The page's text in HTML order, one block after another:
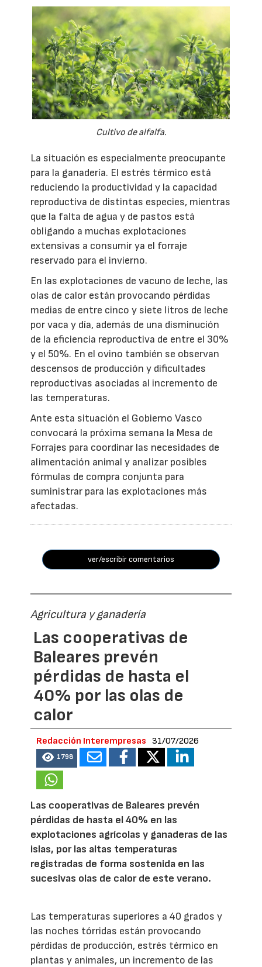
Cultivo de alfalfa.
La situación es especialmente preocupante
para la ganadería. El estrés térmico está
reduciendo la productividad y la capacidad
reproductiva de distintas especies, mientras
que la falta de agua y de pastos está
obligando a muchas explotaciones
extensivas a consumir ya el forraje
reservado para el invierno.
En las explotaciones de vacuno de leche, las
olas de calor están provocando pérdidas
medias de entre cinco y siete litros de leche
por vaca y día, además de una disminución
de la eficiencia reproductiva de entre el 30%
y el 50%. En el ovino también se observan
descensos de producción y dificultades
reproductivas asociadas al incremento de
las temperaturas.
Ante esta situación el Gobierno Vasco
convocará la próxima semana la Mesa de
Forrajes para coordinar las necesidades de
alimentación animal y analizar posibles
fórmulas de compra conjunta para
suministrar para las explotaciones más
afectadas.
ver/escribir comentarios
Agricultura y ganadería
Las cooperativas de
Baleares prevén
pérdidas de hasta el
40% por las olas de
calor
Redacción Interempresas 31/07/2026
1798
Las cooperativas de Baleares prevén
pérdidas de hasta el 40% en las
explotaciones agrícolas y ganaderas de las
islas, por las altas temperaturas
registradas de forma sostenida en las
sucesivas olas de calor de este verano.
Las temperaturas superiores a 40 grados y
las noches tórridas están provocando
pérdidas de producción, estrés térmico en
plantas y animales, un incremento de las